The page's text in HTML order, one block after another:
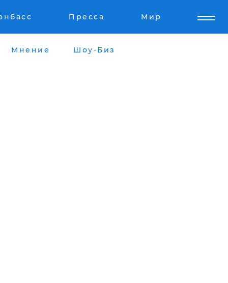
Пресса Мир
Мнение Шоу-Биз